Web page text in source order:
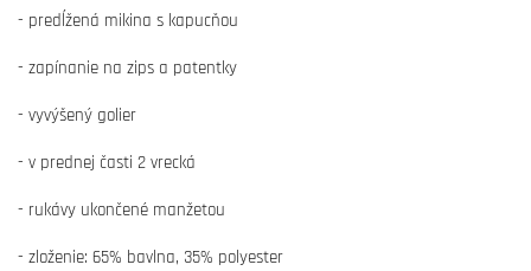
- predĺžená mikina s kapucňou
- zapínanie na zips a patentky
- vyvýšený golier
- v prednej časti 2 vrecká
- rukávy ukončené manžetou
- zloženie: 65% bavlna, 35% polyester